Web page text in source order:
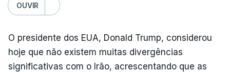
OUVIR
O presidente dos EUA, Donald Trump, considerou
hoje que não existem muitas divergências
significativas com o Irão, acrescentando que as